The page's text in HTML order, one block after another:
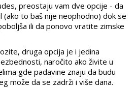
preostaju vam dve opcije - da
to baš nije neophodno) dok se
ili da ponovo vratite zimske
druga opcija je i jedina
naročito ako živite u
gde padavine znaju da budu
može da se zadrži i više dana.